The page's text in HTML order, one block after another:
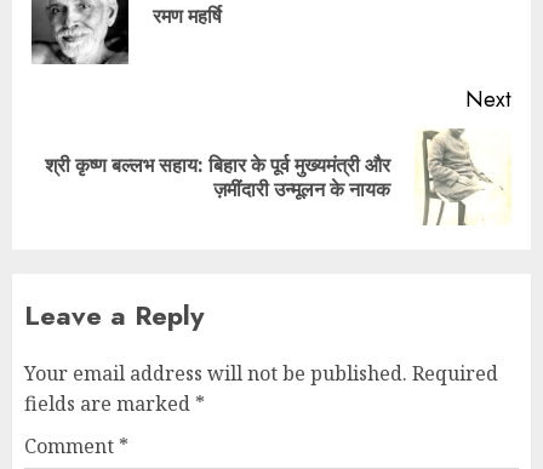
रमण महर्षि
Next
श्री कृष्ण बल्लभ सहाय: बिहार के पूर्व मुख्यमंत्री और
ज़मींदारी उन्मूलन के नायक
Leave a Reply
Your email address will not be published. Required
fields are marked *
Comment *